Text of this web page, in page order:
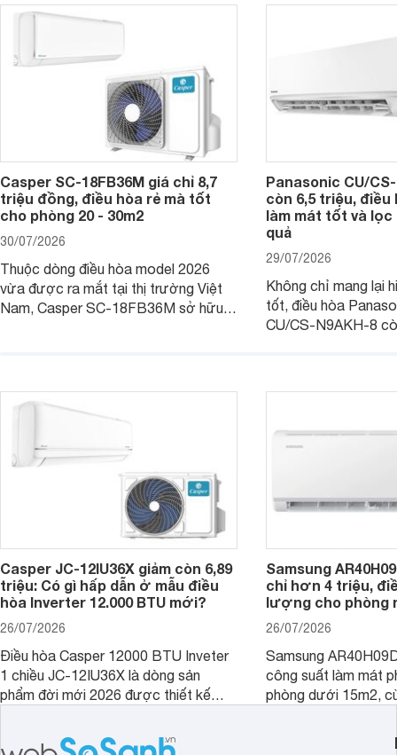
Casper SC-18FB36M giá chỉ 8,7
triệu đồng, điều hòa rẻ mà tốt
cho phòng 20 - 30m2
30/07/2026
Thuộc dòng điều hòa model 2026
vừa được ra mắt tại thị trường Việt
Nam, Casper SC-18FB36M sở hữu
nhiều tính năng và công nghệ hiện đại.
Panasonic CU/
còn 6,5 triệu, điều
làm mát tốt và lọc
quả
29/07/2026
Không chỉ mang lại
tốt, điều hòa
CU/CS-N9AKH-8
Casper JC-12IU36X giảm còn 6,89
triệu: Có gì hấp dẫn ở mẫu điều
hòa Inverter 12.000 BTU mới?
26/07/2026
Điều hòa Casper 12000 BTU Inveter
1 chiều JC-12IU36X là dòng sản
phẩm đời mới 2026 được thiết kế
sở hữu khả năng làm mát tốt mà còn
Samsung
chỉ hơn 4 triệu,
lượng cho phòng
26/07/2026
Samsung
công suất làm mát
phòng dưới 15m2,
phòng ngủ, phòng